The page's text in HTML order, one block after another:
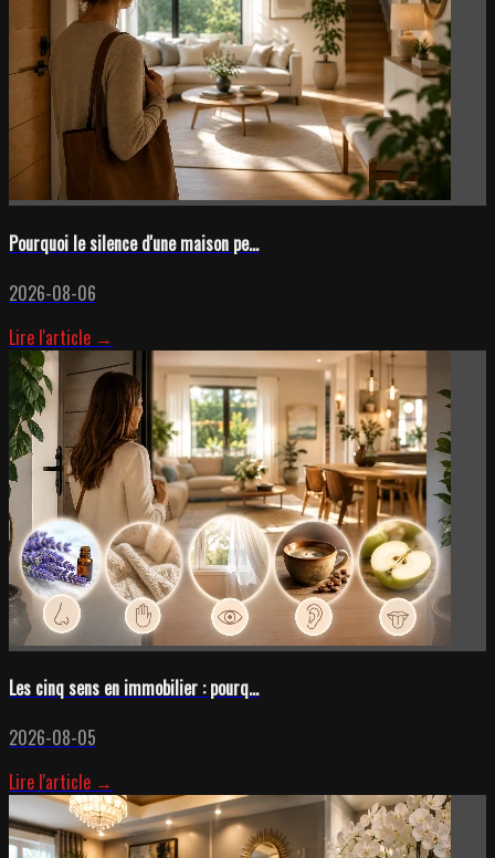
Pourquoi le silence d'une maison pe...
2026-08-06
Lire l'article →
Les cinq sens en immobilier : pourq...
2026-08-05
Lire l'article →